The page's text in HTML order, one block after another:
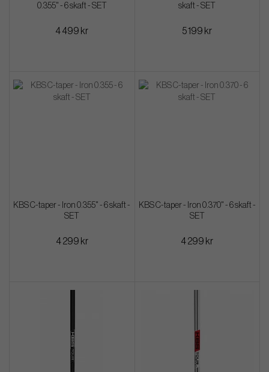
0.355" - 6 skaft - SET
4 499 kr
skaft - SET
5 199 kr
KBS C-taper - Iron 0.355" - 6 skaft -
SET
4 299 kr
KBS C-taper - Iron 0.370" - 6 skaft -
SET
4 299 kr